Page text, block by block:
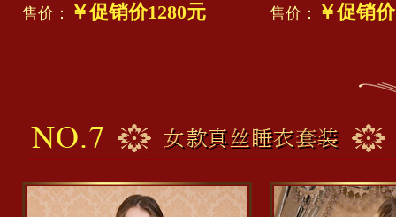
售价： ￥促销价1280元 售价： ￥促销